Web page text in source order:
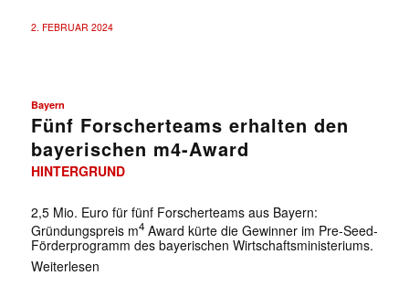
2. FEBRUAR 2024
Bayern
Fünf Forscherteams erhalten den
bayerischen m4-Award
HINTERGRUND
2,5 Mio. Euro für fünf Forscherteams aus Bayern:
Gründungspreis m4Award kürte die Gewinner im Pre-Seed-
Förderprogramm des bayerischen Wirtschaftsministeriums.
Weiterlesen